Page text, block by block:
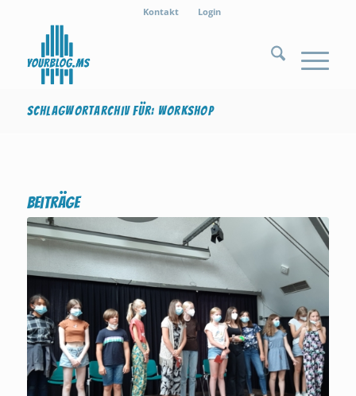
Kontakt Login
Schlagwortarchiv für: Workshop
Beiträge